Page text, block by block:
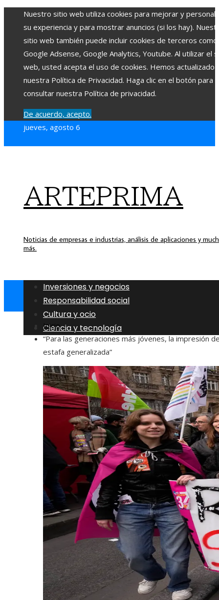
Nuestro sitio web utiliza cookies para mejorar y
su experiencia y para mostrar anuncios (si los hay).
sitio web también puede incluir cookies de terceros como
Google Adsense, Google Analytics, Youtube. Al utilizar el
web, usted acepta el uso de cookies. Hemos actualizado
nuestra Política de Privacidad. Haga clic en el botón para
consultar nuestra Política de privacidad.
De acuerdo, acepto.
jueves, agosto 6
ARTEPRIMA
Noticias de empresas e industrias, análisis de aplicaciones y
más.
Inversiones y negocios
Responsabilidad social
Cultura y ocio
Ciencia y tecnología
Inicio
“Para las generaciones más jóvenes, la impresión
estafa generalizada”